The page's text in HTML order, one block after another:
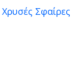
Χρυσές Σφαίρες